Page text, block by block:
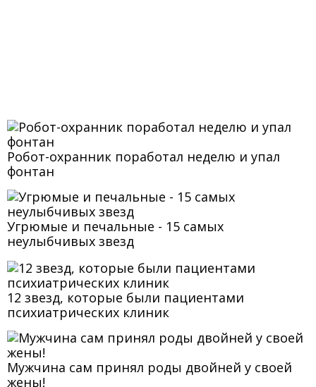
Робот-охранник поработал неделю и упал
фонтан
Угрюмые и печальные - 15 самых
неулыбчивых звезд
12 звезд, которые были пациентами
психиатрических клиник
Мужчина сам принял роды двойней у своей
жены!